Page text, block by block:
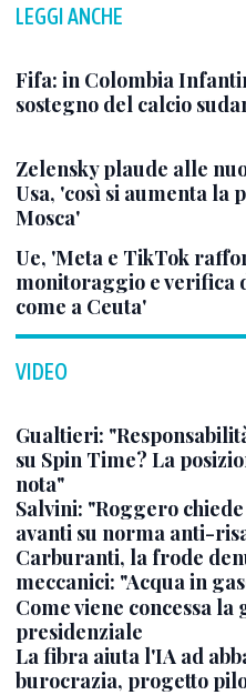
LEGGI ANCHE
Fifa: in Colombia
sostegno del calcio
Zelensky plaude alle
Usa, 'così si aumenta la
Mosca'
Ue, 'Meta e TikTok
monitoraggio e verifica
come a Ceuta'
VIDEO
Gualtieri:
su Spin Time? La
nota"
Salvini: "Roggero
avanti su norma anti-
Carburanti, la frode
meccanici: "Acqua in
Come viene concessa la
presidenziale
La fibra aiuta l'IA ad
burocrazia, progetto